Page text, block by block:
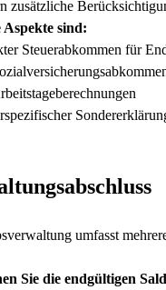
zusätzliche
sind:
Steuerabkommen für
umfasst
Sie die endgültigen